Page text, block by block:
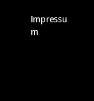
Impressu
m